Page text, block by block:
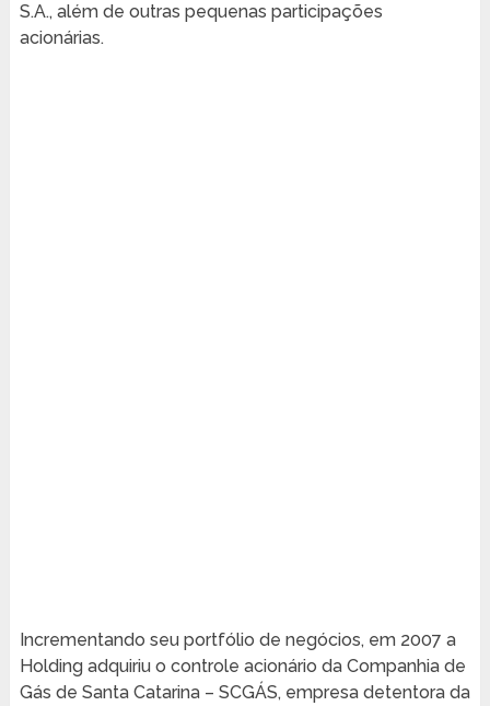
S.A., além de outras pequenas participações
acionárias.
Incrementando seu portfólio de negócios, em 2007 a
Holding adquiriu o controle acionário da Companhia de
Gás de Santa Catarina – SCGÁS, empresa detentora da